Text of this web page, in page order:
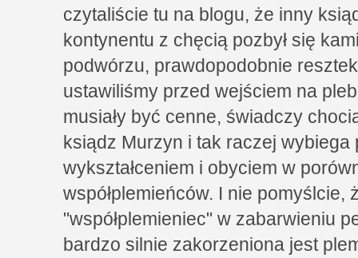
czytaliście tu na blogu, że inny
kontynentu z chęcią pozbył się
podwórzu, prawdopodobnie
ustawiliśmy przed wejściem na
musiały być cenne, świadczy
ksiądz Murzyn i tak raczej wybiega
wykształceniem i obyciem w
współplemieńców. I nie pomyślcie,
"współplemieniec" w zabarwieniu
bardzo silnie zakorzeniona jest